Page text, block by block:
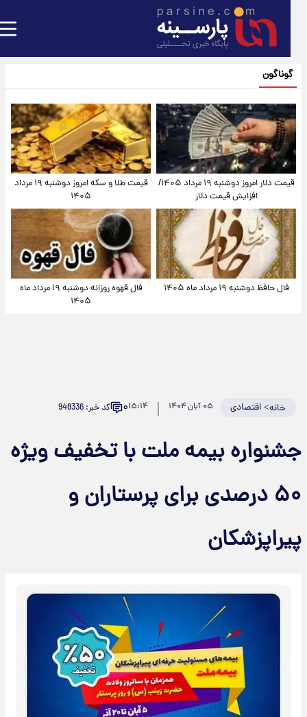
گوناگون
قیمت دلار امروز دوشنبه ۱۹ مرداد ۱۴۰۵/
افزایش قیمت دلار
قیمت طلا و سکه امروز دوشنبه ۱۹ مرداد
۱۴۰۵
فال حافظ دوشنبه ۱۹ مرداد ماه ۱۴۰۵
فال قهوه روزانه دوشنبه ۱۹ مرداد ماه
۱۴۰۵
خانه>اقتصادی ۰۵ آبان ۱۴۰۴ ۱۵:۱۴۰ کد خبر: 948336
بیمه ملت با تخفیف ویژه
۵۰ درصدی برای پرستاران و